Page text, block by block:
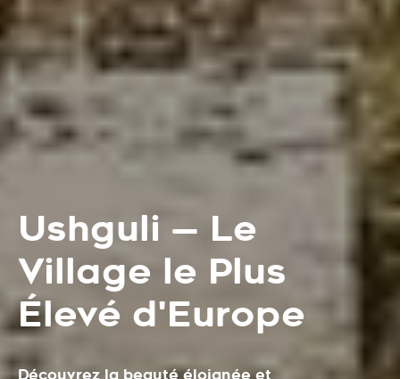
Ushguli — Le
Village le Plus
Élevé d'Europe
Découvrez la beauté éloignée et